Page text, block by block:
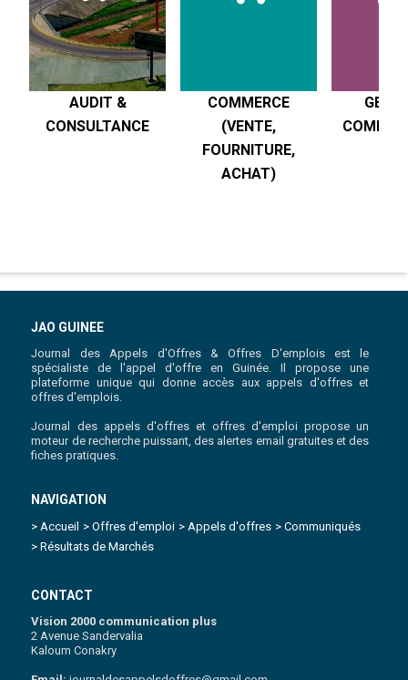
AUDIT &
CONSULTANCE
COMMERCE
(VENTE,
FOURNITURE,
ACHAT)
JAO GUINEE
Journal des Appels d'Offres & Offres D'emplois est le
spécialiste de l'appel d'offre en Guinée. Il propose une
plateforme unique qui donne accès aux appels d'offres et
offres d'emplois.
Journal des appels d'offres et offres d'emploi propose un
moteur de recherche puissant, des alertes email gratuites et des
fiches pratiques.
NAVIGATION
> Accueil > Offres d'emploi > Appels d'offres > Communiqués
> Résultats de Marchés
CONTACT
Vision 2000 communication plus
2 Avenue Sandervalia
Kaloum Conakry